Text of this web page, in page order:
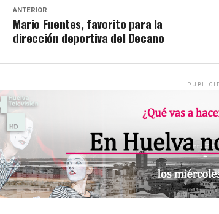
ANTERIOR
Mario Fuentes, favorito para la
dirección deportiva del Decano